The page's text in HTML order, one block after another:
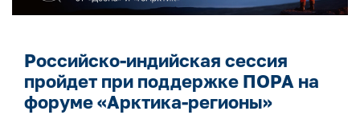
Российско-индийская сессия
пройдет при поддержке ПОРА на
форуме «Арктика-регионы»